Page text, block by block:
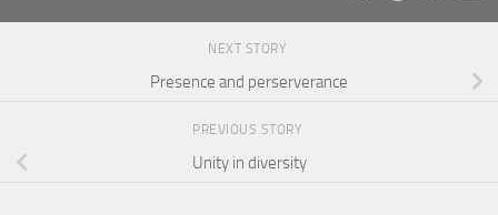
NEXT STORY
Presence and perserverance
PREVIOUS STORY
Unity in diversity